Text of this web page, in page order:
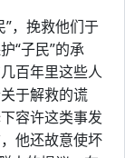
，挽救他们于
“子民”的承
百年里这些人
于解救的谎
容许这类事发
他还故意使坏